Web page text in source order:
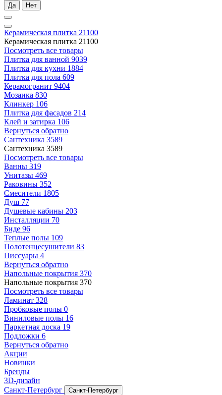
Да Нет
Керамическая плитка 21100
Керамическая плитка 21100
Посмотреть все товары
Плитка для ванной 9039
Плитка для кухни 1884
Плитка для пола 609
Керамогранит 9404
Мозаика 830
Клинкер 106
Плитка для фасадов 214
Клей и затирка 106
Вернуться обратно
Сантехника 3589
Сантехника 3589
Посмотреть все товары
Ванны 319
Унитазы 469
Раковины 352
Смесители 1805
Душ 77
Душевые кабины 203
Инсталляции 70
Биде 96
Теплые полы 109
Полотенцесушители 83
Писсуары 4
Вернуться обратно
Напольные покрытия 370
Напольные покрытия 370
Посмотреть все товары
Ламинат 328
Пробковые полы 0
Виниловые полы 16
Паркетная доска 19
Подложки 6
Вернуться обратно
Акции
Новинки
Бренды
3D-дизайн
Санкт-Петербург
Санкт-Петербург